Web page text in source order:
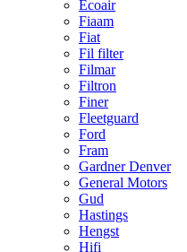
Ecoair
Fiaam
Fiat
Fil filter
Filmar
Filtron
Finer
Fleetguard
Ford
Fram
Gardner Denver
General Motors
Gud
Hastings
Hengst
Hifi